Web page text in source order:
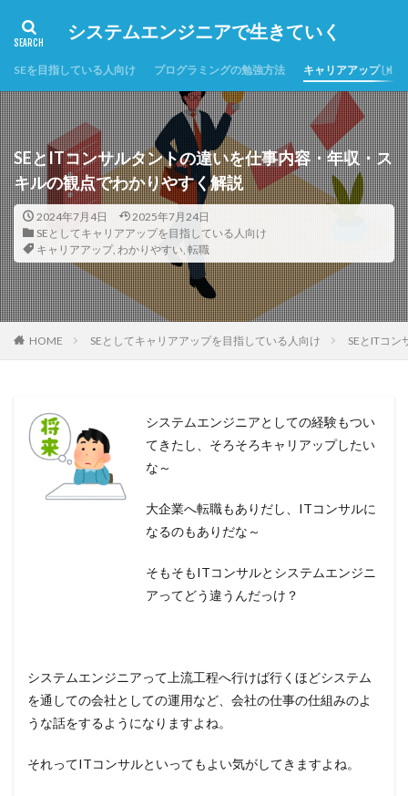
システムエンジニアで生きていく
SEを目指している人向け プログラミングの勉強方法 キャリアアップした
SEとITコンサルタントの違いを仕事内容・年収・ス
キルの観点でわかりやすく解説
2024年7月4日
2025年7月24日
SEとしてキャリアアップを目指している人向け
キャリアアップ, わかりやすい, 転職
HOME SEとしてキャリアアップを目指している人向け SEとITコ
システムエンジニアとしての経験もつい
てきたし、そろそろキャリアップしたい
な～
大企業へ転職もありだし、ITコンサルに
なるのもありだな～
そもそもITコンサルとシステムエンジニ
アってどう違うんだっけ？
システムエンジニアって上流工程へ行けば行くほどシステム
を通しての会社としての運用など、会社の仕事の仕組みのよ
うな話をするようになりますよね。
それってITコンサルといってもよい気がしてきますよね。